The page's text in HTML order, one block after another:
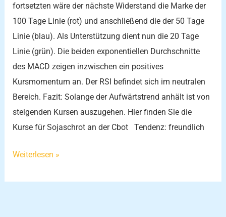
fortsetzten wäre der nächste Widerstand die Marke der
100 Tage Linie (rot) und anschließend die der 50 Tage
Linie (blau). Als Unterstützung dient nun die 20 Tage
Linie (grün). Die beiden exponentiellen Durchschnitte
des MACD zeigen inzwischen ein positives
Kursmomentum an. Der RSI befindet sich im neutralen
Bereich. Fazit: Solange der Aufwärtstrend anhält ist von
steigenden Kursen auszugehen. Hier finden Sie die
Kurse für Sojaschrot an der Cbot Tendenz: freundlich
Weiterlesen »